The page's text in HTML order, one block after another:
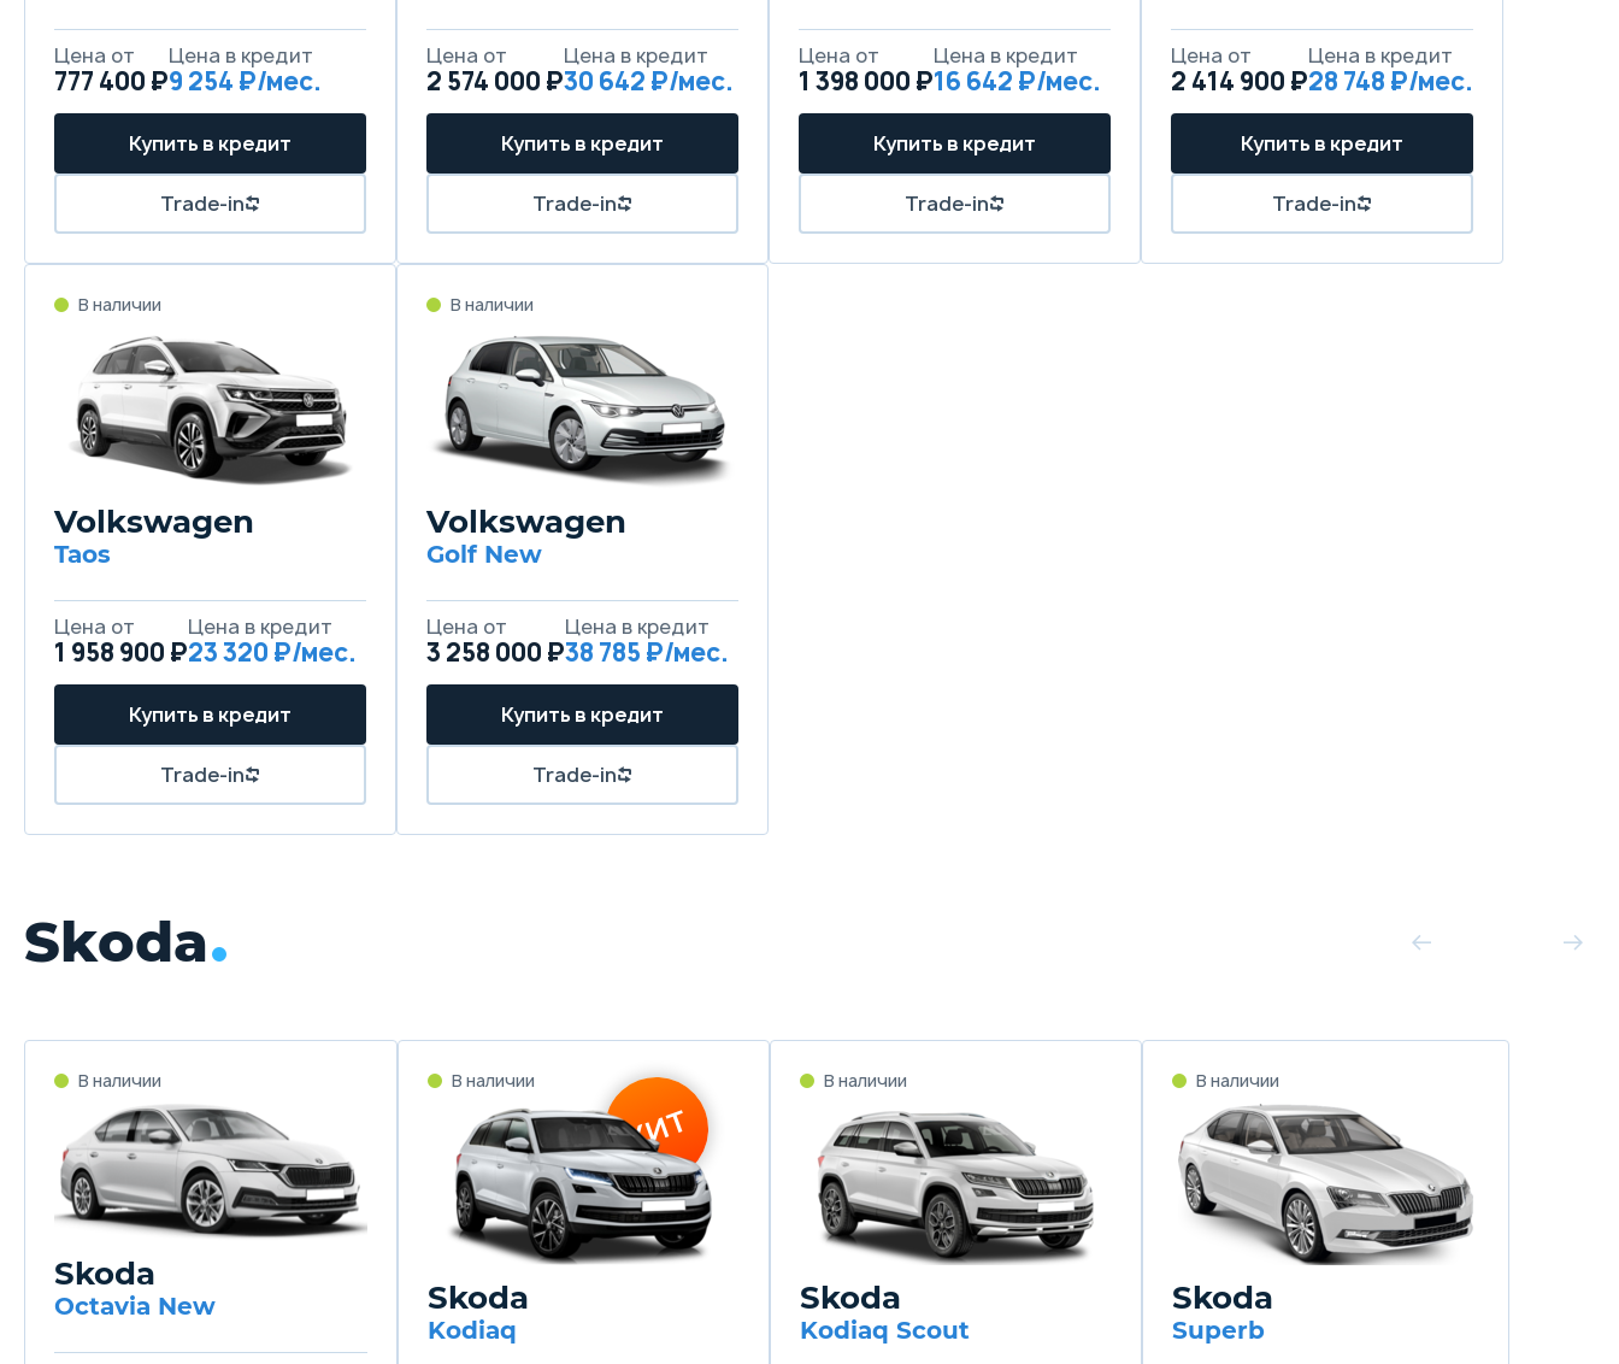
Цена от
777 400 ₽
Цена в кредит
9 254 ₽/мес.
Купить в кредит
Trade-in
Цена от
2 574 000 ₽
Цена в кредит
30 642 ₽/мес.
Купить в кредит
Trade-in
Цена от
1 398 000 ₽
Цена в кредит
16 642 ₽/мес.
Купить в кредит
Trade-in
Цена от
2 414 900 ₽
Цена в кредит
28 748 ₽/мес.
Купить в кредит
Trade-in
В наличии
Volkswagen
Taos
Цена от
1 958 900 ₽
Цена в кредит
23 320 ₽/мес.
Купить в кредит
Trade-in
В наличии
Volkswagen
Golf New
Цена от
3 258 000 ₽
Цена в кредит
38 785 ₽/мес.
Купить в кредит
Trade-in
Skoda
В наличии
Skoda
Octavia New
В наличии
ХИТ
Skoda
Kodiaq
В наличии
Skoda
Kodiaq Scout
В наличии
Skoda
Superb